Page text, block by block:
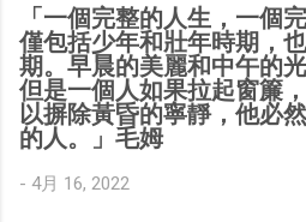
「一個完整的人生，一個
僅包括少年和壯年時期，
期。早晨的美麗和中午的
但是一個人如果拉起窗簾
以摒除黃昏的寧靜，他必
的人。」毛姆
- 4月 16, 2022